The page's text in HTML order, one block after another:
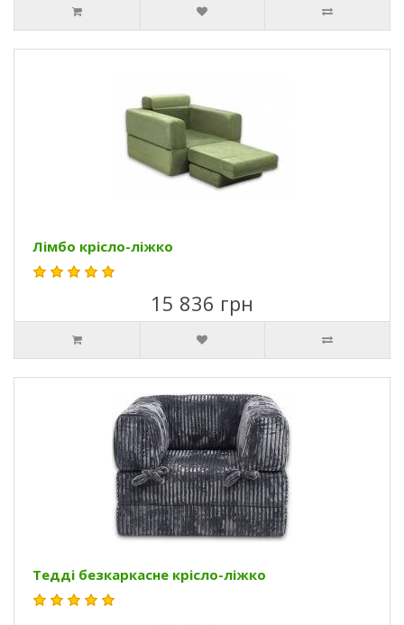
Лімбо крісло-ліжко
15 836 грн
Тедді безкаркасне крісло-ліжко